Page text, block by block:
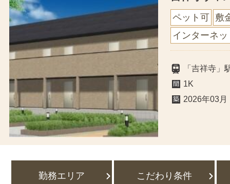
ペット可 敷
インターネ
「吉祥寺
1K
2026年03月
勤務エリア こだわり条件